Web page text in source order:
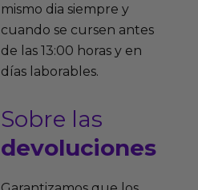
mismo dia siempre y
cuando se cursen antes
de las 13:00 horas y en
días laborables.
Sobre las
devoluciones